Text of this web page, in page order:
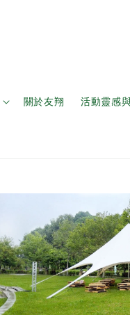
關於友翔 活動靈感